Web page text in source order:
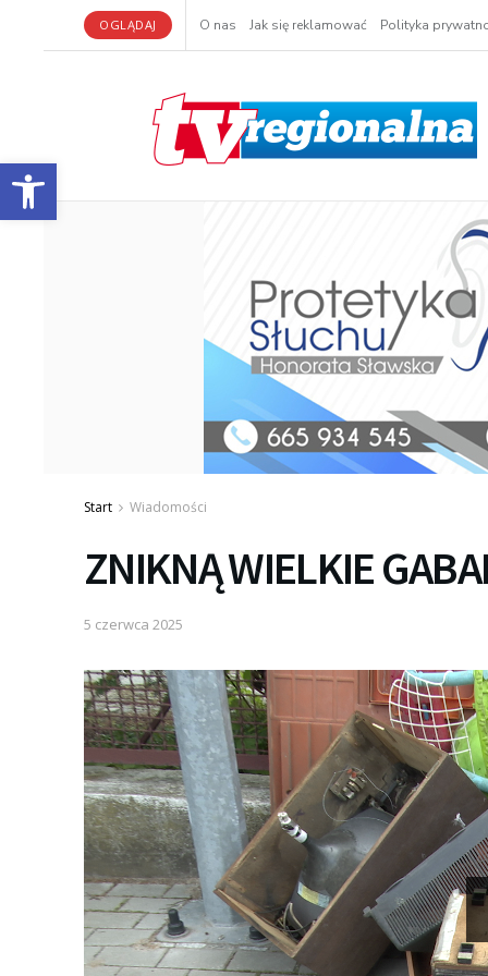
Otwórz pasek narzędzi
OGLĄDAJ O nas Jak się reklamować Polityka
Start Wiadomości
ZNIKNĄ WIELKIE
5 czerwca 2025